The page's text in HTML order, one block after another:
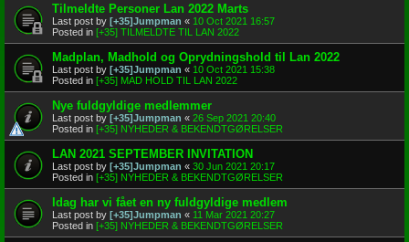
Tilmeldte Personer Lan 2022 Marts
Last post by [+35]Jumpman « 10 Oct 2021 16:57
Posted in [+35] TILMELDTE TIL LAN 2022
Madplan, Madhold og Oprydningshold til Lan 2022
Last post by [+35]Jumpman « 10 Oct 2021 15:38
Posted in [+35] MAD HOLD TIL LAN 2022
Nye fuldgyldige medlemmer
Last post by [+35]Jumpman « 26 Sep 2021 20:40
Posted in [+35] NYHEDER & BEKENDTGØRELSER
LAN 2021 SEPTEMBER INVITATION
Last post by [+35]Jumpman « 30 Jun 2021 20:17
Posted in [+35] NYHEDER & BEKENDTGØRELSER
Idag har vi fået en ny fuldgyldige medlem
Last post by [+35]Jumpman « 11 Mar 2021 20:27
Posted in [+35] NYHEDER & BEKENDTGØRELSER